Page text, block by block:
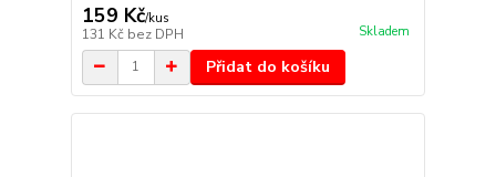
159 Kč/kus
131 Kč bez DPH Skladem
Přidat do košíku